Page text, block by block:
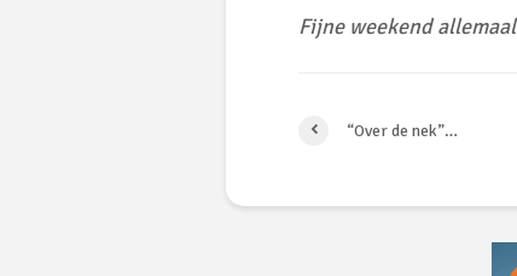
Fijne weekend allemaal
“Over de nek”…